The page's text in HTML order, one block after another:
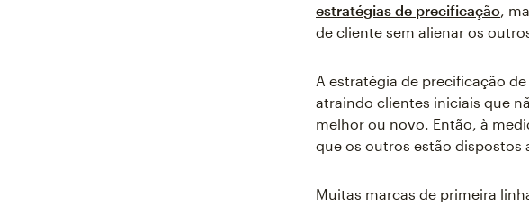
estratégias de precificação,
de cliente sem alienar os
A estratégia de precificação
atraindo clientes iniciais que
melhor ou novo. Então, à
que os outros estão dispostos
Muitas marcas de primeira